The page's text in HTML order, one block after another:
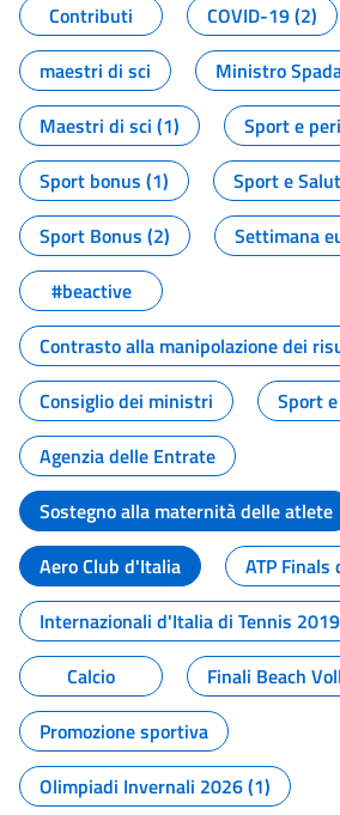
Contributi
COVID-19 (2)
maestri di sci
Ministro
Maestri di sci (1)
Sport e
Sport bonus (1)
Sport e
Sport Bonus (2)
Settimana
#beactive
Contrasto alla manipolazione dei
Consiglio dei ministri
Sport
Agenzia delle Entrate
Sostegno alla maternità delle atlete
Aero Club d'Italia
ATP Finals
Internazionali d'Italia di Tennis 2019
Calcio
Finali Beach
Promozione sportiva
Olimpiadi Invernali 2026 (1)